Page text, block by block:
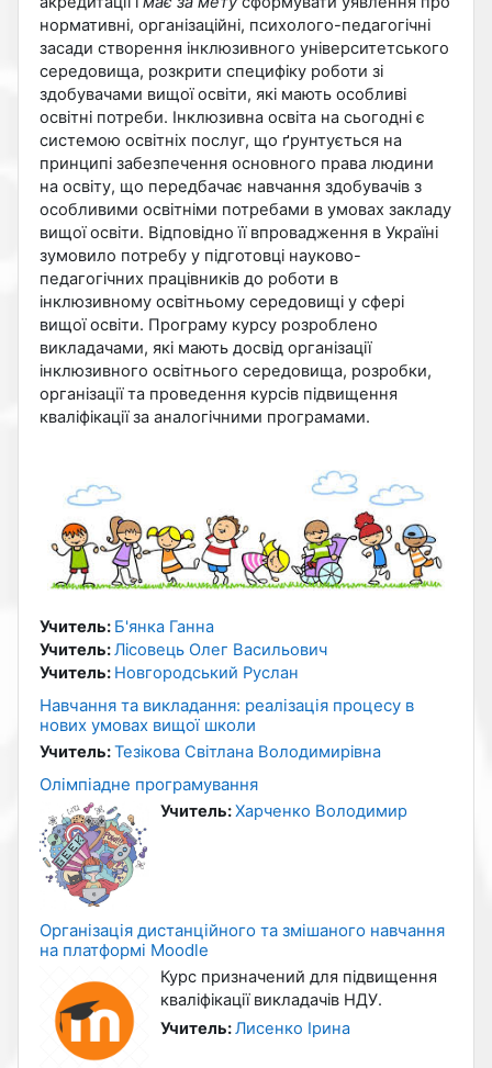
нормативні, організаційні, психолого-педагогічні
засади створення інклюзивного університетського
середовища, розкрити специфіку роботи зі
здобувачами вищої освіти, які мають особливі
освітні потреби. Інклюзивна освіта на сьогодні є
системою освітніх послуг, що ґрунтується на
принципі забезпечення основного права людини
на освіту, що передбачає навчання здобувачів з
особливими освітніми потребами в умовах закладу
вищої освіти. Відповідно її впровадження в Україні
зумовило потребу у підготовці науково-
педагогічних працівників до роботи в
інклюзивному освітньому середовищі у сфері
вищої освіти. Програму курсу розроблено
викладачами, які мають досвід організації
інклюзивного освітнього середовища, розробки,
організації та проведення курсів підвищення
кваліфікації за аналогічними програмами.
Учитель: Б'янка Ганна
Учитель:Лісовець Олег Васильович
Учитель: Новгородський Руслан
Навчання та викладання: реалізація процесу в
нових умовах вищої школи
Учитель:Тезікова Світлана Володимирівна
Олімпіадне програмування
Учитель:Харченко Володимир
Організація дистанційного та змішаного навчання
на платформі Moodle
Курс призначений для підвищення
кваліфікації викладачів НДУ.
Учитель:Лисенко Ірина